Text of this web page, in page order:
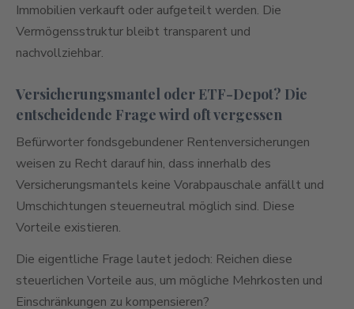
Immobilien verkauft oder aufgeteilt werden. Die
Vermögensstruktur bleibt transparent und
nachvollziehbar.
Versicherungsmantel oder ETF-Depot? Die
entscheidende Frage wird oft vergessen
Befürworter fondsgebundener Rentenversicherungen
weisen zu Recht darauf hin, dass innerhalb des
Versicherungsmantels keine Vorabpauschale anfällt und
Umschichtungen steuerneutral möglich sind. Diese
Vorteile existieren.
Die eigentliche Frage lautet jedoch: Reichen diese
steuerlichen Vorteile aus, um mögliche Mehrkosten und
Einschränkungen zu kompensieren?